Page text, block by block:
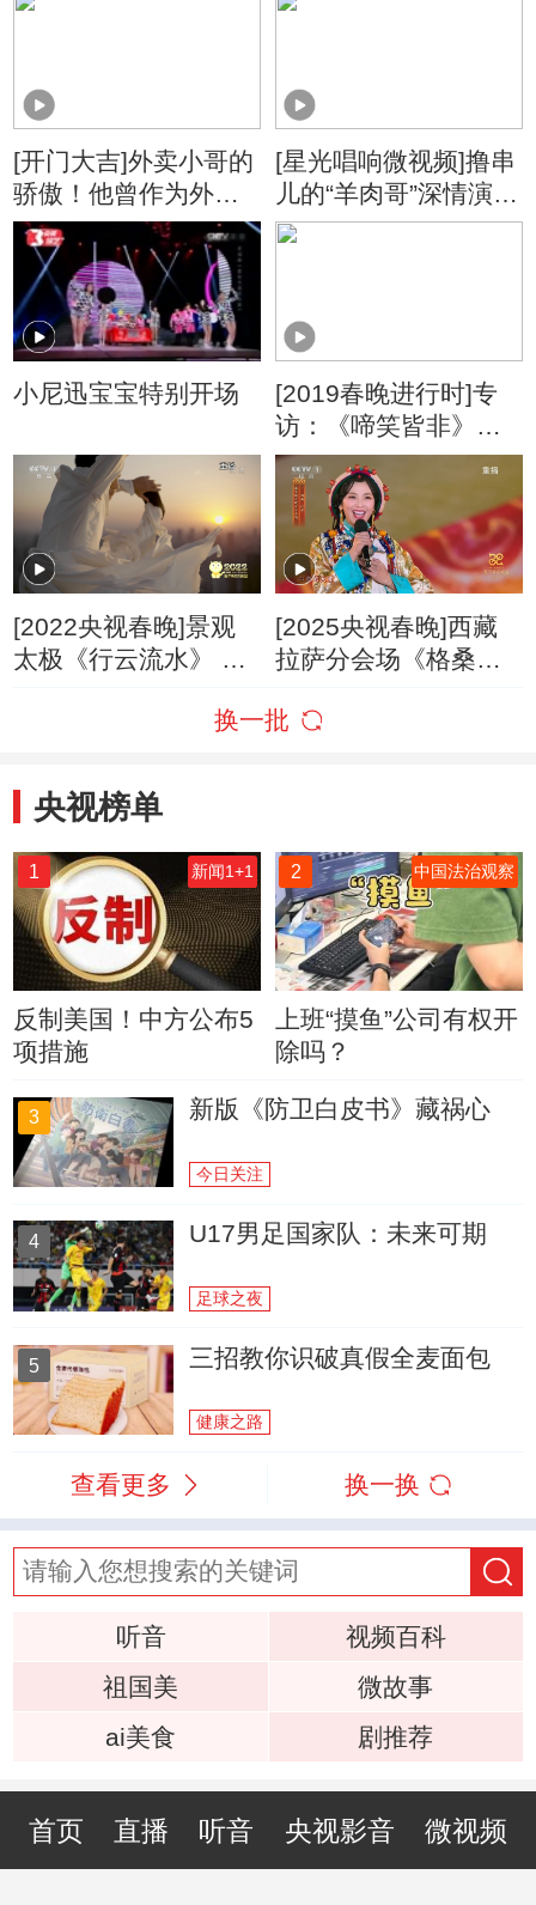
[开门大吉]外卖小哥的
骄傲！他曾作为外卖
小哥代表参加了群众
游行方阵
[星光唱响微视频]撸串
儿的“羊肉哥”深情演唱
《我要你》 老狼听了
小尼迅宝宝特别开场
[2019春晚进行时]专
访：《啼笑皆非》贾
玲 张小斐 许君聪
[2022央视春晚]景观
太极《行云流水》 表
[2025央视春晚]西藏
拉萨分会场《格桑花
刘涛 扎西平措 等（字
换一批
央视榜单
1 新闻1+1
反制美国！中方公布5
项措施
2 中国法治观察
上班“摸鱼”公司有权开
除吗？
3 新版《防卫白皮书》藏祸心
今日关注
4 U17男足国家队：未来可期
足球之夜
5 三招教你识破真假全麦面包
健康之路
查看更多 换一换
听音
视频百科
祖国美
微故事
ai美食
剧推荐
首页 直播 听音 央视影音 微视频